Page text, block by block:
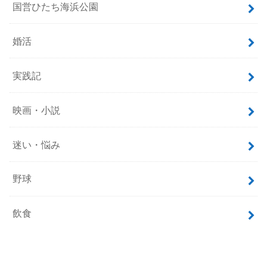
国営ひたち海浜公園
婚活
実践記
映画・小説
迷い・悩み
野球
飲食